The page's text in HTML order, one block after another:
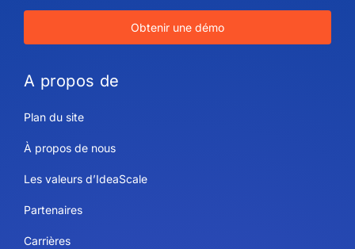
Obtenir une démo
A propos de
Plan du site
À propos de nous
Les valeurs d’IdeaScale
Partenaires
Carrières